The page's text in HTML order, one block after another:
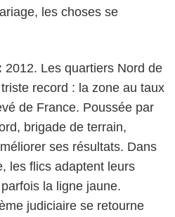
les choses se
2012. Les quartiers Nord de
record : la zone au taux
de France. Poussée par
brigade de terrain,
ses résultats. Dans
les flics adaptent leurs
la ligne jaune.
judiciaire se retourne